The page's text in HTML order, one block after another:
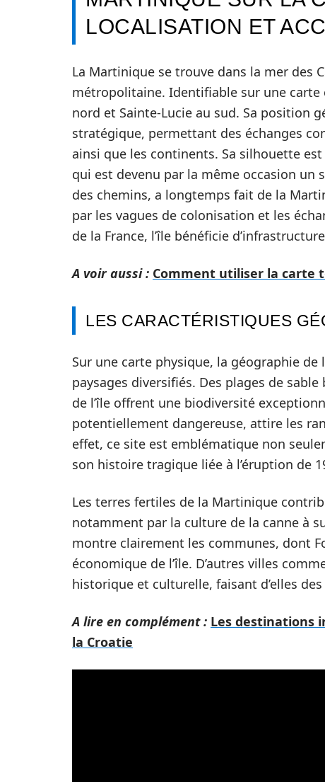
LOCALISATION ET
La Martinique se trouve dans la mer des
métropolitaine. Identifiable sur une carte
nord et Sainte-Lucie au sud. Sa position
stratégique, permettant des échanges
ainsi que les continents. Sa silhouette
qui est devenu par la même occasion un
des chemins, a longtemps fait de la
par les vagues de colonisation et les
de la France, l’île bénéficie
A voir aussi : Comment utiliser la carte
LES CARACTÉRISTIQUES
Sur une carte physique, la géographie
paysages diversifiés. Des plages de
de l’île offrent une biodiversité
potentiellement dangereuse, attire les
effet, ce site est emblématique non
son histoire tragique liée à l’éruption de
Les terres fertiles de la Martinique
notamment par la culture de la canne à
montre clairement les communes, dont
économique de l’île. D’autres villes
historique et culturelle, faisant d’elles
A lire en complément : Les destinations
la Croatie